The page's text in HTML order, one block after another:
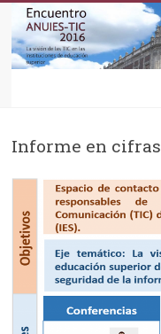
Saltar
contenido
Informe en cifras